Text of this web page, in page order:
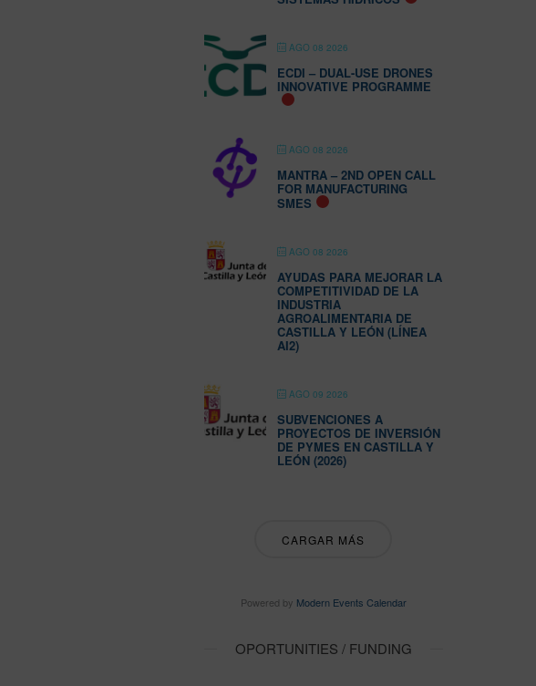
AGO 08 2026
ECDI – DUAL-USE DRONES
INNOVATIVE PROGRAMME
AGO 08 2026
MANTRA – 2ND OPEN CALL
FOR MANUFACTURING
SMES
AGO 08 2026
AYUDAS PARA MEJORAR LA
COMPETITIVIDAD DE LA
INDUSTRIA
AGROALIMENTARIA DE
CASTILLA Y LEÓN (LÍNEA
AI2)
AGO 09 2026
SUBVENCIONES A
PROYECTOS DE INVERSIÓN
DE PYMES EN CASTILLA Y
LEÓN (2026)
CARGAR MÁS
Powered by Modern Events Calendar
OPORTUNITIES / FUNDING